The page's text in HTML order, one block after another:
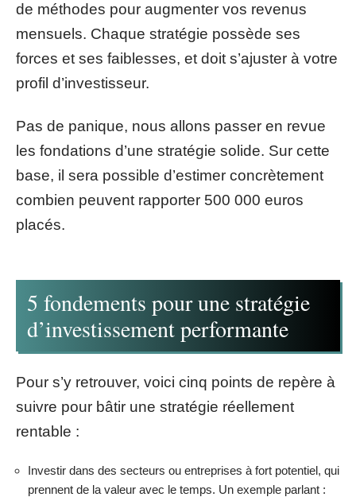
de méthodes pour augmenter vos revenus
mensuels. Chaque stratégie possède ses
forces et ses faiblesses, et doit s’ajuster à votre
profil d’investisseur.
Pas de panique, nous allons passer en revue
les fondations d’une stratégie solide. Sur cette
base, il sera possible d’estimer concrètement
combien peuvent rapporter 500 000 euros
placés.
5 fondements pour une stratégie
d’investissement performante
Pour s’y retrouver, voici cinq points de repère à
suivre pour bâtir une stratégie réellement
rentable :
Investir dans des secteurs ou entreprises à fort potentiel, qui
prennent de la valeur avec le temps. Un exemple parlant :